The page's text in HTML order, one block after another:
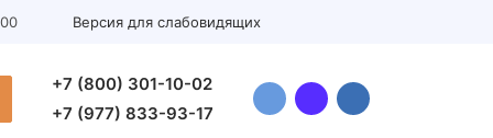
Версия для слабовидящих
+7 (800) 301-10-02
+7 (977) 833-93-17